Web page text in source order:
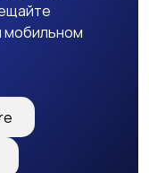
мобильном